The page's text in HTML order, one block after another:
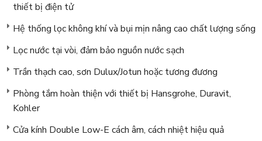
thiết bị điện tử
Hệ thống lọc không khí và bụi mịn nâng cao chất lượng sống
Lọc nước tại vòi, đảm bảo nguồn nước sạch
Trần thạch cao, sơn Dulux/Jotun hoặc tương đương
Phòng tắm hoàn thiện với thiết bị Hansgrohe, Duravit,
Kohler
Cửa kính Double Low-E cách âm, cách nhiệt hiệu quả